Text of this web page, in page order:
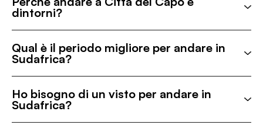
dintorni?
Qual è il periodo migliore per andare in
Sudafrica?
Ho bisogno di un visto per andare in
Sudafrica?